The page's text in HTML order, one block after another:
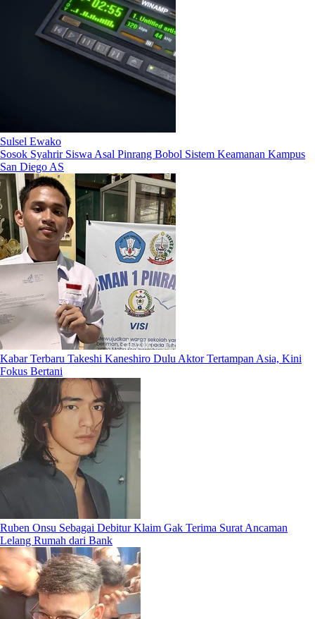
Sulsel Ewako
Sosok Syahrir Siswa Asal Pinrang Bobol Sistem Keamanan Kampus
San Diego AS
Kabar Terbaru Takeshi Kaneshiro Dulu Aktor Tertampan Asia, Kini
Fokus Bertani
Ruben Onsu Sebagai Debitur Klaim Gak Terima Surat Ancaman
Lelang Rumah dari Bank